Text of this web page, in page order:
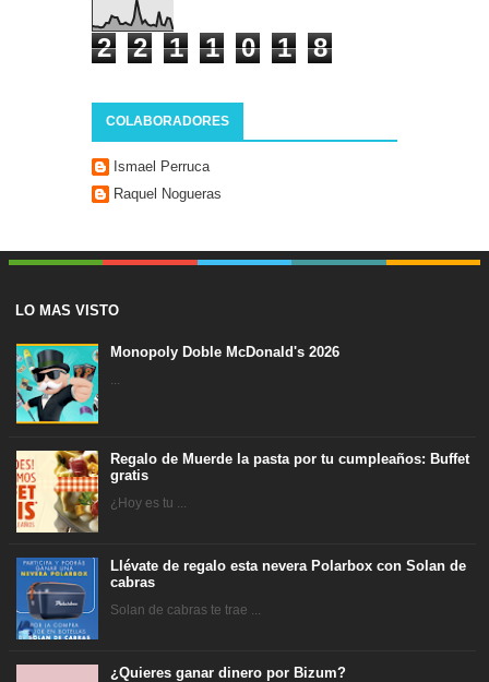
2 2 1 1 0 1 8
COLABORADORES
Ismael Perruca
Raquel Nogueras
LO MAS VISTO
Monopoly Doble McDonald's 2026
...
Regalo de Muerde la pasta por tu cumpleaños: Buffet
gratis
¿Hoy es tu ...
Llévate de regalo esta nevera Polarbox con Solan de
cabras
Solan de cabras te trae ...
¿Quieres ganar dinero por Bizum?